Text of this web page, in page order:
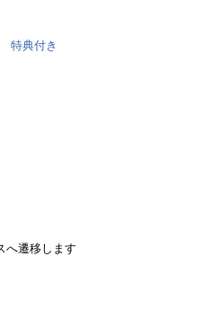
特典付き
へ遷移します